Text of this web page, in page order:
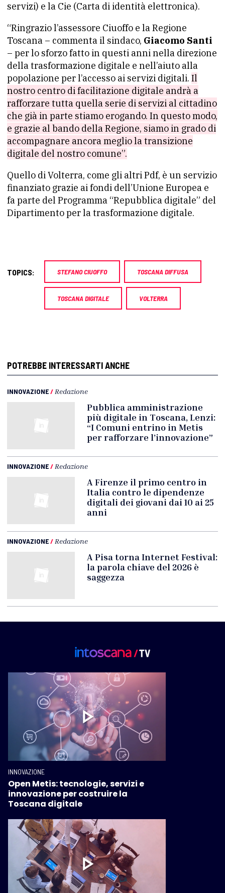
servizi) e la Cie (Carta di identità elettronica).
“Ringrazio l’assessore Ciuoffo e la Regione
Toscana – commenta il sindaco, Giacomo Santi
– per lo sforzo fatto in questi anni nella direzione
della trasformazione digitale e nell’aiuto alla
popolazione per l’accesso ai servizi digitali. Il
nostro centro di facilitazione digitale andrà a
rafforzare tutta quella serie di servizi al cittadino
che già in parte stiamo erogando. In questo modo,
e grazie al bando della Regione, siamo in grado di
accompagnare ancora meglio la transizione
digitale del nostro comune”.
Quello di Volterra, come gli altri Pdf, è un servizio
finanziato grazie ai fondi dell’Unione Europea e
fa parte del Programma “Repubblica digitale” del
Dipartimento per la trasformazione digitale.
TOPICS: STEFANO CIUOFFO TOSCANA DIFFUSA
TOSCANA DIGITALE VOLTERRA
POTREBBE INTERESSARTI ANCHE
INNOVAZIONE/ Redazione
Pubblica amministrazione
più digitale in Toscana, Lenzi:
“I Comuni entrino in Metis
per rafforzare l’innovazione”
INNOVAZIONE/ Redazione
A Firenze il primo centro in
Italia contro le dipendenze
digitali dei giovani dai 10 ai 25
anni
INNOVAZIONE/ Redazione
A Pisa torna Internet Festival:
la parola chiave del 2026 è
saggezza
INNOVAZIONE
Open Metis: tecnologie, servizi e
innovazione per costruire la
Toscana digitale